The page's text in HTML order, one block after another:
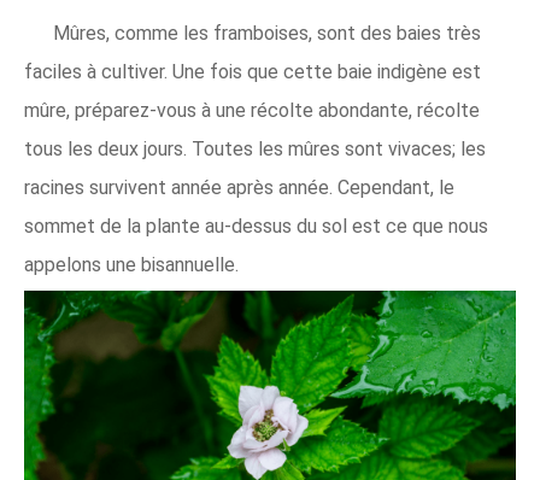
Mûres, comme les framboises, sont des baies très
faciles à cultiver. Une fois que cette baie indigène est
mûre, préparez-vous à une récolte abondante, récolte
tous les deux jours. Toutes les mûres sont vivaces; les
racines survivent année après année. Cependant, le
sommet de la plante au-dessus du sol est ce que nous
appelons une bisannuelle.